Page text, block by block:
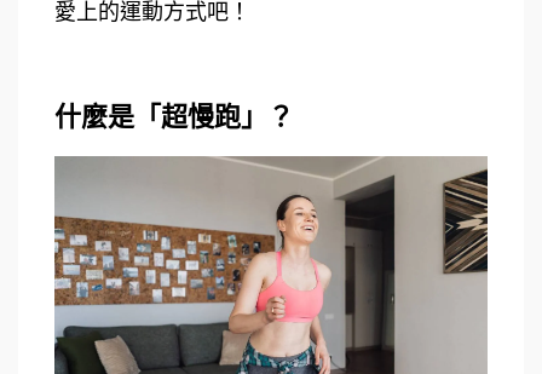
愛上的運動方式吧！
什麼是「超慢跑」？